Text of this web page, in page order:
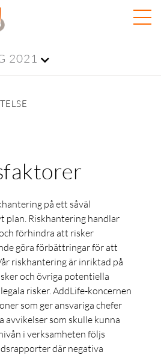
2021
på ett såväl
plan. Riskhantering handlar
förhindra att risker
göra förbättringar för att
riskhantering är inriktad på
och övriga potentiella
risker. AddLife-koncernen
som ger ansvariga chefer
som skulle kunna
i verksamheten följs
där negativa